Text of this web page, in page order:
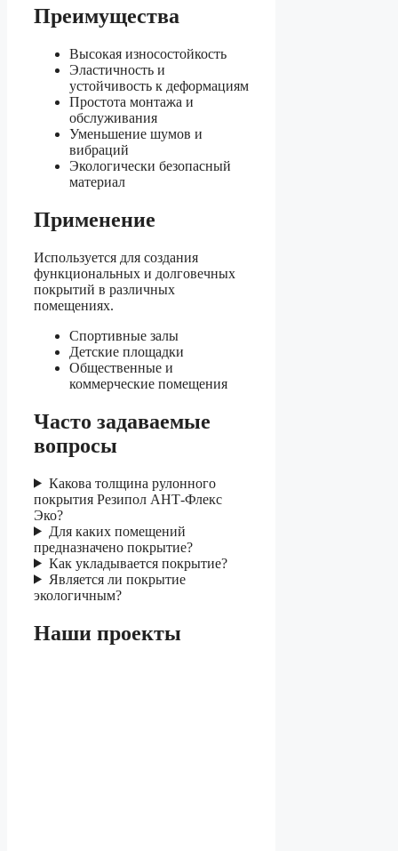
Преимущества
Высокая износостойкость
Эластичность и
устойчивость к деформациям
Простота монтажа и
обслуживания
Уменьшение шумов и
вибраций
Экологически безопасный
материал
Применение
Используется для создания
функциональных и долговечных
покрытий в различных
помещениях.
Спортивные залы
Детские площадки
Общественные и
коммерческие помещения
Часто задаваемые
вопросы
Какова толщина рулонного
покрытия Резипол АНТ-Флекс
Эко?
Для каких помещений
предназначено покрытие?
Как укладывается покрытие?
Является ли покрытие
экологичным?
Наши проекты